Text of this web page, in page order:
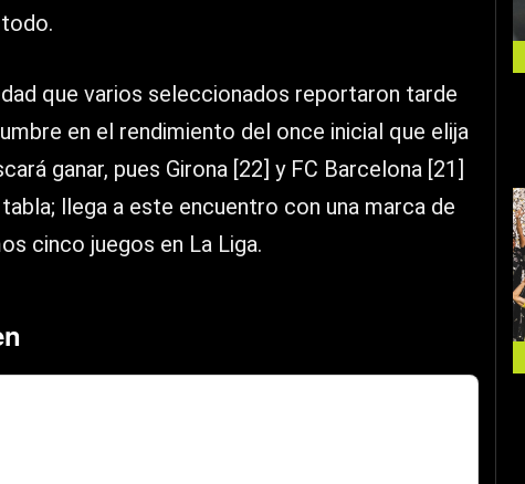
que varios seleccionados reportaron tarde
en el rendimiento del once inicial que elija
ganar, pues Girona [22] y FC Barcelona [21]
llega a este encuentro con una marca de
cinco juegos en La Liga.